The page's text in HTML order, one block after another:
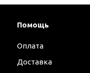
Помощь
Оплата
Доставка